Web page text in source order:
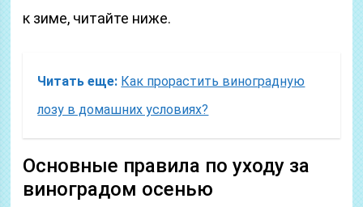
к зиме, читайте ниже.
Читать еще: Как прорастить виноградную
лозу в домашних условиях?
Основные правила по уходу за
виноградом осенью